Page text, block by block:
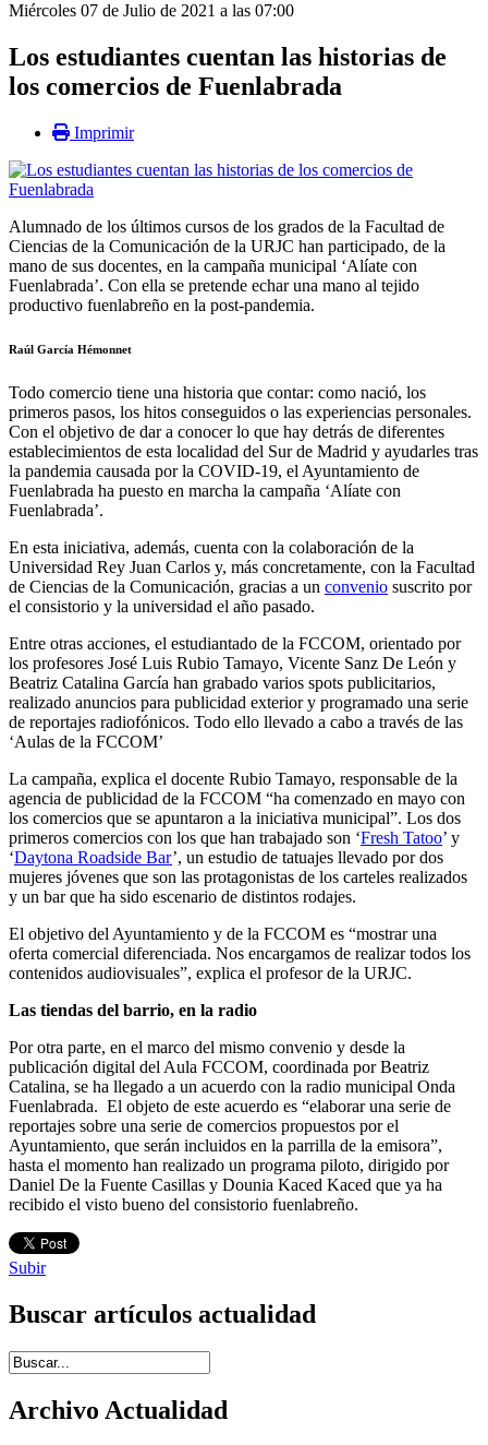
Miércoles 07 de Julio de 2021 a las 07:00
Los estudiantes cuentan las historias de
los comercios de Fuenlabrada
Imprimir
Alumnado de los últimos cursos de los grados de la Facultad de
Ciencias de la Comunicación de la URJC han participado, de la
mano de sus docentes, en la campaña municipal ‘Alíate con
Fuenlabrada’. Con ella se pretende echar una mano al tejido
productivo fuenlabreño en la post-pandemia.
Raúl García Hémonnet
Todo comercio tiene una historia que contar: como nació, los
primeros pasos, los hitos conseguidos o las experiencias personales.
Con el objetivo de dar a conocer lo que hay detrás de diferentes
establecimientos de esta localidad del Sur de Madrid y ayudarles tras
la pandemia causada por la COVID-19, el Ayuntamiento de
Fuenlabrada ha puesto en marcha la campaña ‘Alíate con
Fuenlabrada’.
En esta iniciativa, además, cuenta con la colaboración de la
Universidad Rey Juan Carlos y, más concretamente, con la Facultad
de Ciencias de la Comunicación, gracias a un convenio suscrito por
el consistorio y la universidad el año pasado.
Entre otras acciones, el estudiantado de la FCCOM, orientado por
los profesores José Luis Rubio Tamayo, Vicente Sanz De León y
Beatriz Catalina García han grabado varios spots publicitarios,
realizado anuncios para publicidad exterior y programado una serie
de reportajes radiofónicos. Todo ello llevado a cabo a través de las
‘Aulas de la FCCOM’
La campaña, explica el docente Rubio Tamayo, responsable de la
agencia de publicidad de la FCCOM “ha comenzado en mayo con
los comercios que se apuntaron a la iniciativa municipal”. Los dos
primeros comercios con los que han trabajado son ‘Fresh Tatoo’ y
‘Daytona Roadside Bar’, un estudio de tatuajes llevado por dos
mujeres jóvenes que son las protagonistas de los carteles realizados
y un bar que ha sido escenario de distintos rodajes.
El objetivo del Ayuntamiento y de la FCCOM es “mostrar una
oferta comercial diferenciada. Nos encargamos de realizar todos los
contenidos audiovisuales”, explica el profesor de la URJC.
Las tiendas del barrio, en la radio
Por otra parte, en el marco del mismo convenio y desde la
publicación digital del Aula FCCOM, coordinada por Beatriz
Catalina, se ha llegado a un acuerdo con la radio municipal Onda
Fuenlabrada. El objeto de este acuerdo es “elaborar una serie de
reportajes sobre una serie de comercios propuestos por el
Ayuntamiento, que serán incluidos en la parrilla de la emisora”,
hasta el momento han realizado un programa piloto, dirigido por
Daniel De la Fuente Casillas y Dounia Kaced Kaced que ya ha
recibido el visto bueno del consistorio fuenlabreño.
Subir
Buscar artículos actualidad
Introduce términos de búsqueda
Archivo Actualidad